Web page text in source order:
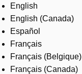
Careers
English
English (Canada)
Español
Français
Français (Belgique)
Français (Canada)